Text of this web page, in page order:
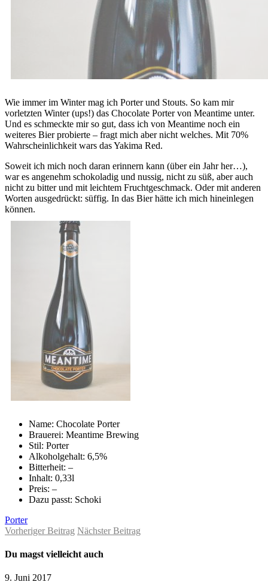
Wie immer im Winter mag ich Porter und Stouts. So kam mir
vorletzten Winter (ups!) das Chocolate Porter von Meantime unter.
Und es schmeckte mir so gut, dass ich von Meantime noch ein
weiteres Bier probierte – fragt mich aber nicht welches. Mit 70%
Wahrscheinlichkeit wars das Yakima Red.
Soweit ich mich noch daran erinnern kann (über ein Jahr her…),
war es angenehm schokoladig und nussig, nicht zu süß, aber auch
nicht zu bitter und mit leichtem Fruchtgeschmack. Oder mit anderen
Worten ausgedrückt: süffig. In das Bier hätte ich mich hineinlegen
können.
Name: Chocolate Porter
Brauerei: Meantime Brewing
Stil: Porter
Alkoholgehalt: 6,5%
Bitterheit: –
Inhalt: 0,33l
Preis: –
Dazu passt: Schoki
Porter
Vorheriger Beitrag Nächster Beitrag
Du magst vielleicht auch
9. Juni 2017